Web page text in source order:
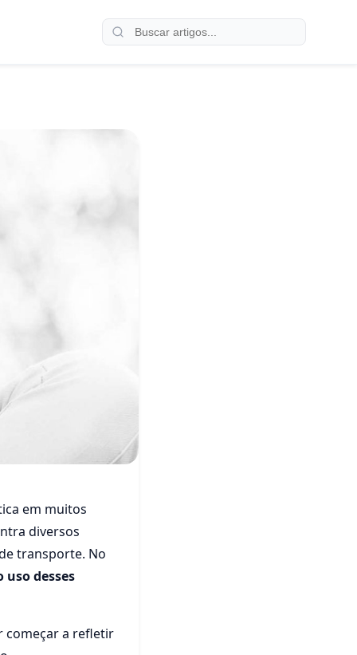
do
em muitos
diversos
transporte. No
desses
começar a refletir